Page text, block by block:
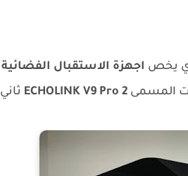
يخص اجهزة الاستقبال الفضائية
المسمى ECHOLINK V9 Pro 2 ثاني